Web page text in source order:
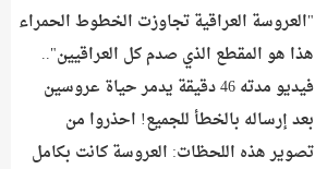
​"العروسة العراقية تجاوزت الخطوط الحمراء
هذا هو المقطع الذي صدم كل العراقيين"..
فيديو مدته 46 دقيقة يدمر حياة عروسين
بعد إرساله بالخطأ للجميع! احذروا من
تصوير هذه اللحظات: العروسة كانت بكامل